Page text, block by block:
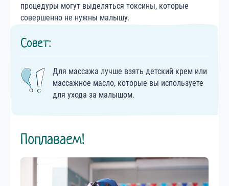
процедуры могут выделяться токсины, которые
совершенно не нужны малышу.
Совет:
Для массажа лучше взять детский крем или
массажное масло, которые вы используете
для ухода за малышом.
Поплаваем!